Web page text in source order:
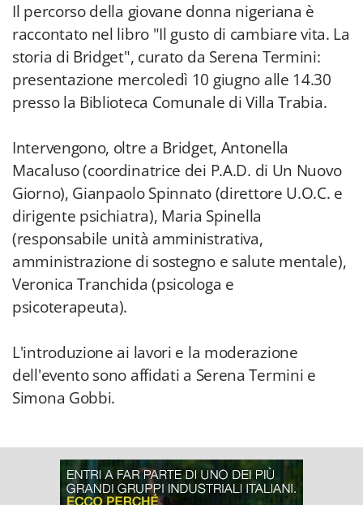
Il percorso della giovane donna nigeriana è
raccontato nel libro "Il gusto di cambiare vita. La
storia di Bridget", curato da Serena Termini:
presentazione mercoledì 10 giugno alle 14.30
presso la Biblioteca Comunale di Villa Trabia.
Intervengono, oltre a Bridget, Antonella
Macaluso (coordinatrice dei P.A.D. di Un Nuovo
Giorno), Gianpaolo Spinnato (direttore U.O.C. e
dirigente psichiatra), Maria Spinella
(responsabile unità amministrativa,
amministrazione di sostegno e salute mentale),
Veronica Tranchida (psicologa e
psicoterapeuta).
L'introduzione ai lavori e la moderazione
dell'evento sono affidati a Serena Termini e
Simona Gobbi.